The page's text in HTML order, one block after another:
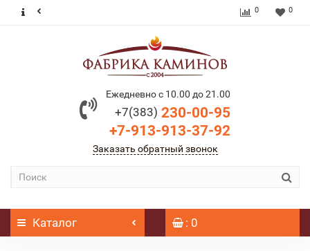
0 0
Ежедневно с 10.00 до 21.00
+7(383) 230-00-95
+7-913-913-37-92
Заказать обратный звонок
Каталог : 0